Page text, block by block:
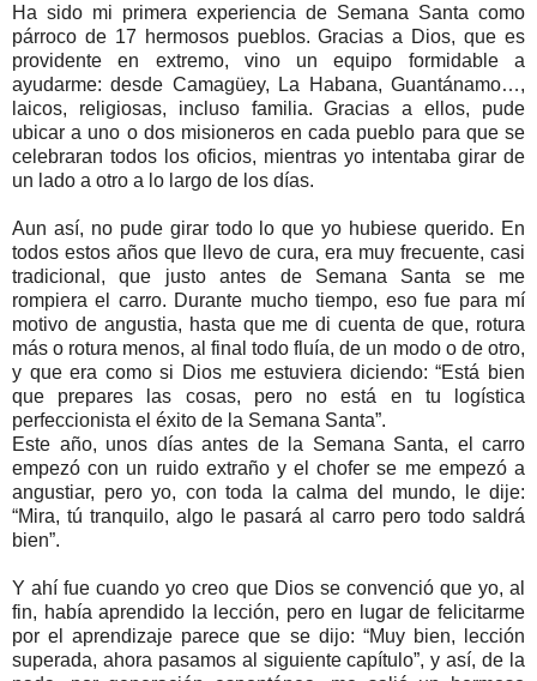
Ha sido mi primera experiencia de Semana Santa como
párroco de 17 hermosos pueblos. Gracias a Dios, que es
providente en extremo, vino un equipo formidable a
ayudarme: desde Camagüey, La Habana, Guantánamo…,
laicos, religiosas, incluso familia. Gracias a ellos, pude
ubicar a uno o dos misioneros en cada pueblo para que se
celebraran todos los oficios, mientras yo intentaba girar de
un lado a otro a lo largo de los días.
Aun así, no pude girar todo lo que yo hubiese querido. En
todos estos años que llevo de cura, era muy frecuente, casi
tradicional, que justo antes de Semana Santa se me
rompiera el carro. Durante mucho tiempo, eso fue para mí
motivo de angustia, hasta que me di cuenta de que, rotura
más o rotura menos, al final todo fluía, de un modo o de otro,
y que era como si Dios me estuviera diciendo: “Está bien
que prepares las cosas, pero no está en tu logística
perfeccionista el éxito de la Semana Santa”.
Este año, unos días antes de la Semana Santa, el carro
empezó con un ruido extraño y el chofer se me empezó a
angustiar, pero yo, con toda la calma del mundo, le dije:
“Mira, tú tranquilo, algo le pasará al carro pero todo saldrá
bien”.
Y ahí fue cuando yo creo que Dios se convenció que yo, al
fin, había aprendido la lección, pero en lugar de felicitarme
por el aprendizaje parece que se dijo: “Muy bien, lección
superada, ahora pasamos al siguiente capítulo”, y así, de la